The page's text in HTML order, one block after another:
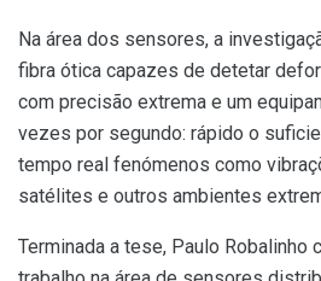
Na área dos sensores, a
fibra ótica capazes de detetar
com precisão extrema e um
vezes por segundo: rápido o
tempo real fenómenos como
satélites e outros ambientes
Terminada a tese, Paulo Robalinho